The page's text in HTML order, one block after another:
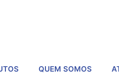
QUEM SOMOS